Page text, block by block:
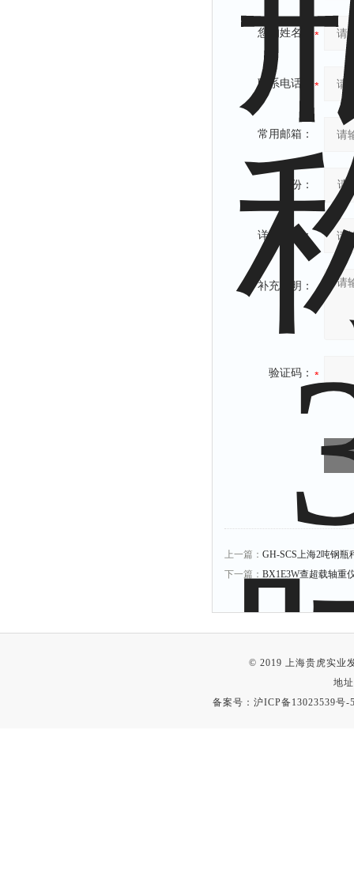
您的姓名：
联系电话：
常用邮箱：
省份：
详细地址：
补充说明：
验证码：
上一篇： GH-SCS上海2吨钢瓶
下一篇： BX1E3W查超载轴重
© 2019 上海贵虎实业
地
备案号：沪ICP备13023539号-